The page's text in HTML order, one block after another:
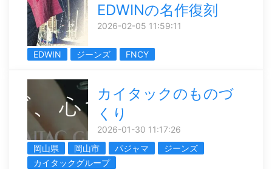
EDWINの名作復刻
2026-02-05 11:59:11
EDWIN ジーンズ FNCY
カイタックのものづ
くり
2026-01-30 11:17:26
岡山県
岡山市 パジャマ
ジーンズ
カイタックグループ